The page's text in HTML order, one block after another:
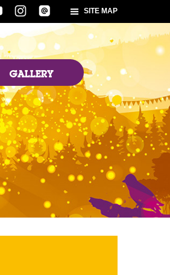
SITE MAP
GALLERY